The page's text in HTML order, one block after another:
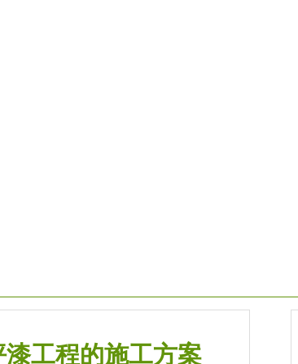
工程的施工方案